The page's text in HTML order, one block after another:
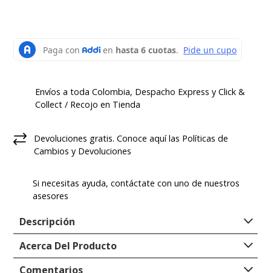
Envíos a toda Colombia, Despacho Express y Click &
Collect / Recojo en Tienda
Devoluciones gratis. Conoce aquí las Políticas de
Cambios y Devoluciones
Si necesitas ayuda, contáctate con uno de nuestros
asesores
Descripción
Cartera cruzada de poliéster reciclado
Compartimiento principal con cierre cremallera
Correa ajustable y desmontable
Acerca Del Producto
Comentarios